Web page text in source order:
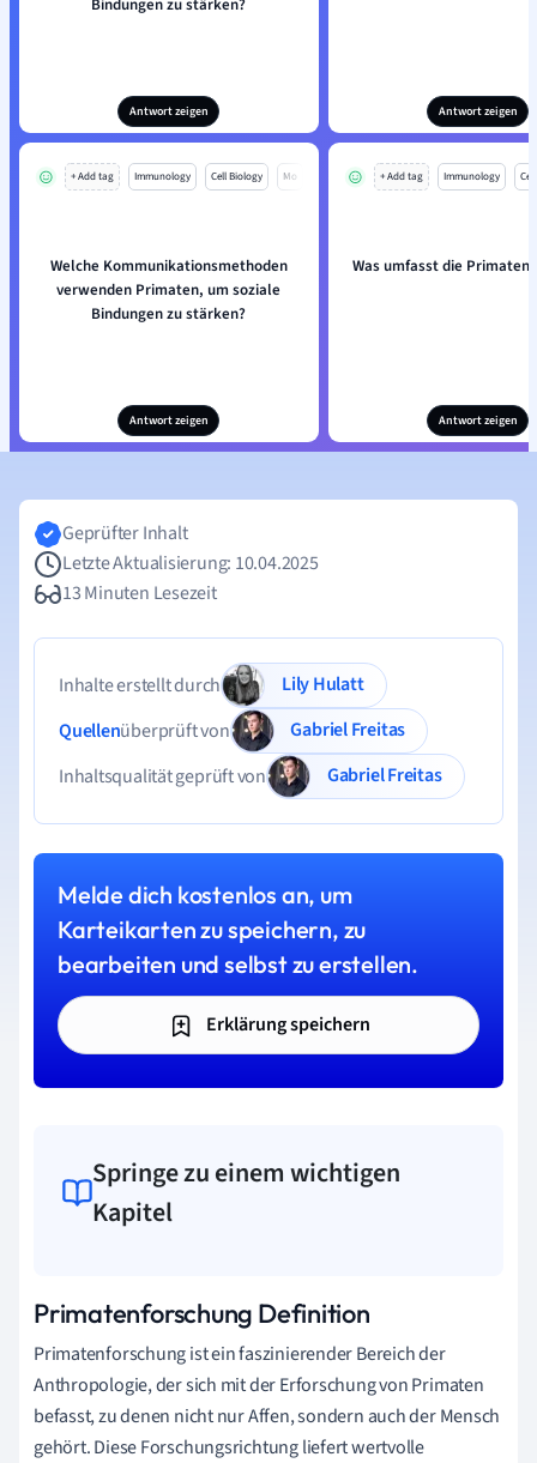
Bindungen zu stärken?
Antwort zeigen Antwort zeigen
+ Add tag Immunology Cell Biology Mo
Welche Kommunikationsmethoden
verwenden Primaten, um soziale
Bindungen zu stärken?
Antwort zeigen
+ Add tag Immunology
Was umfasst die
Antwort zeigen
Geprüfter Inhalt
Letzte Aktualisierung: 10.04.2025
13 Minuten Lesezeit
Inhalte erstellt durch
Lily Hulatt
Quellenüberprüft von
Gabriel Freitas
Inhaltsqualität geprüft von
Gabriel Freitas
Melde dich kostenlos an, um
Karteikarten zu speichern, zu
bearbeiten und selbst zu erstellen.
Erklärung speichern
Springe zu einem wichtigen
Kapitel
Primatenforschung Definition
Primatenforschung ist ein faszinierender Bereich der
Anthropologie, der sich mit der Erforschung von Primaten
befasst, zu denen nicht nur Affen, sondern auch der Mensch
gehört. Diese Forschungsrichtung liefert wertvolle